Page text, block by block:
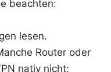
beachten:
lesen.
Router oder
nativ nicht;